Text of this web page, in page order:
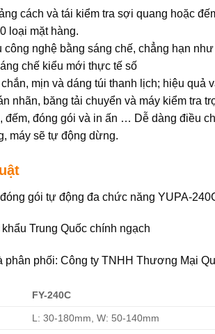
cách và tái kiểm tra sợi quang hoặc
loại mặt hàng.
nghệ bằng sáng chế, chẳng hạn
chế kiểu mới thực tế số
mịn và dáng túi thanh lịch; hiệu quả
nhãn, băng tải chuyển và máy kiểm tra
đếm, đóng gói và in ấn … Dễ dàng điều
máy sẽ tự động dừng.
gói tự động đa chức năng YUPA-
Trung Quốc chính ngạch
phối: Công ty TNHH Thương Mại
FY-240C
L: 30-180mm, W: 50-140mm